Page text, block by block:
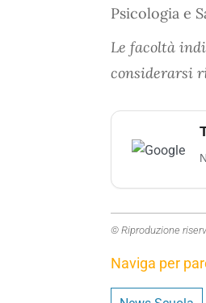
Psicologia e
Le facoltà
considerarsi
© Riproduzione
Naviga per